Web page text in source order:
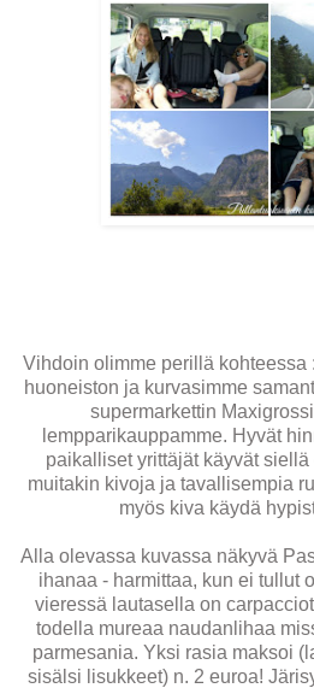
Vihdoin olimme perillä kohteessa
huoneiston ja kurvasimme
supermarkettin
lempparikauppamme. Hyvät
paikalliset yrittäjät käyvät
muitakin kivoja ja tavallisempia
myös kiva käydä
Alla olevassa kuvassa näkyvä
ihanaa - harmittaa, kun ei tullut
vieressä lautasella on
todella mureaa naudanlihaa
parmesania. Yksi rasia maksoi
sisälsi lisukkeet) n. 2 euroa!